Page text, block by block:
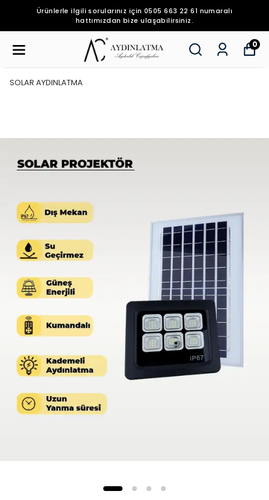
Ürünlerle ilgili sorularınız için 0505 663 22 61 numaralı
hattımızdan bize ulaşabilirsiniz.
0
SOLAR AYDINLATMA